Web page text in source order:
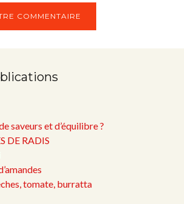
saveurs et d’équilibre ?
DE RADIS
tomate, burratta